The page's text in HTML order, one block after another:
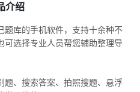
介绍
题库的手机软件，支持十余种不
可选择专业人员帮您辅助整理导
题、搜索答案、拍照搜题、悬浮